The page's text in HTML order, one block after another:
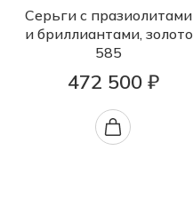
Серьги с празиолитами
и бриллиантами, золото
585
472 500 ₽